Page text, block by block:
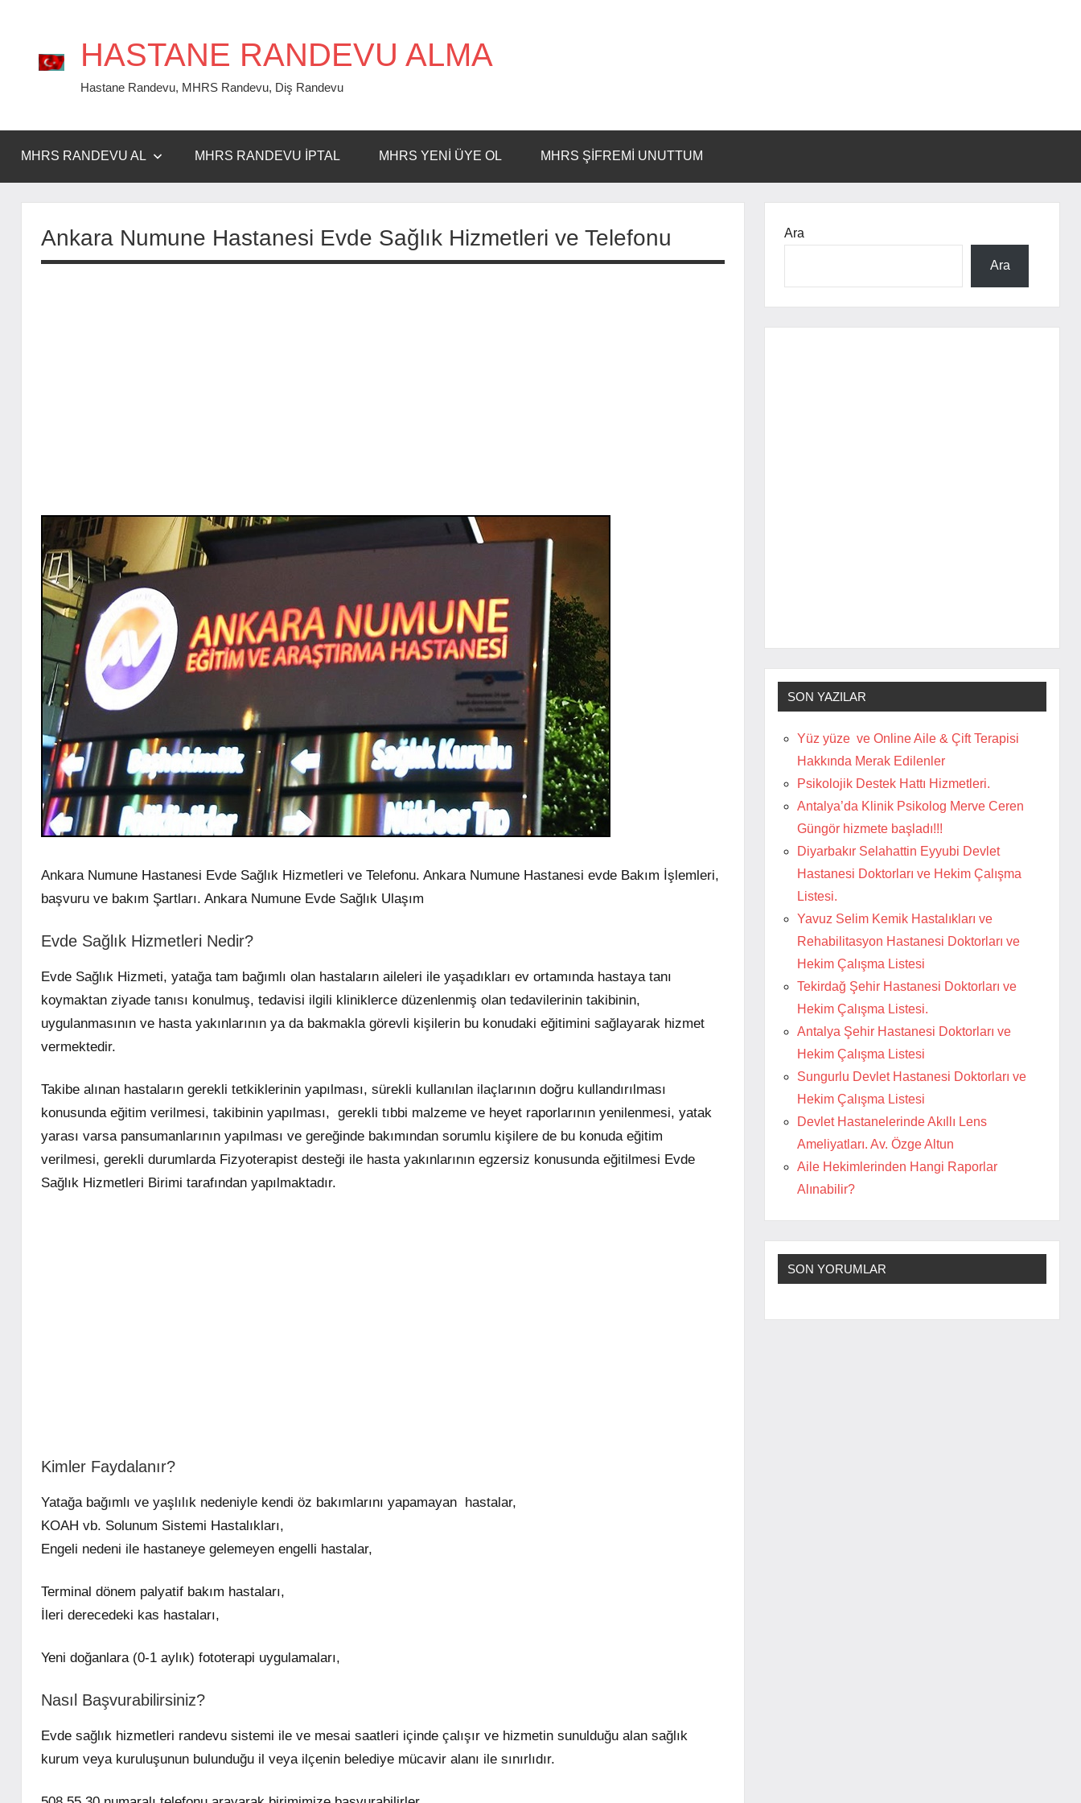
HASTANE RANDEVU ALMA
Hastane Randevu, MHRS Randevu, Diş Randevu
MHRS RANDEVU AL MHRS RANDEVU İPTAL MHRS YENI ÜYE OL MHRS ŞIFREMI UNUTTUM
Ankara Numune Hastanesi Evde Sağlık Hizmetleri ve Telefonu
Ankara Numune Hastanesi Evde Sağlık Hizmetleri ve Telefonu. Ankara Numune Hastanesi evde Bakım İşlemleri,
başvuru ve bakım Şartları. Ankara Numune Evde Sağlık Ulaşım
Evde Sağlık Hizmetleri Nedir?
Evde Sağlık Hizmeti, yatağa tam bağımlı olan hastaların aileleri ile yaşadıkları ev ortamında hastaya tanı
koymaktan ziyade tanısı konulmuş, tedavisi ilgili kliniklerce düzenlenmiş olan tedavilerinin takibinin,
uygulanmasının ve hasta yakınlarının ya da bakmakla görevli kişilerin bu konudaki eğitimini sağlayarak hizmet
vermektedir.
Takibe alınan hastaların gerekli tetkiklerinin yapılması, sürekli kullanılan ilaçlarının doğru kullandırılması
konusunda eğitim verilmesi, takibinin yapılması, gerekli tıbbi malzeme ve heyet raporlarının yenilenmesi, yatak
yarası varsa pansumanlarının yapılması ve gereğinde bakımından sorumlu kişilere de bu konuda eğitim
verilmesi, gerekli durumlarda Fizyoterapist desteği ile hasta yakınlarının egzersiz konusunda eğitilmesi Evde
Sağlık Hizmetleri Birimi tarafından yapılmaktadır.
Kimler Faydalanır?
Yatağa bağımlı ve yaşlılık nedeniyle kendi öz bakımlarını yapamayan hastalar,
KOAH vb. Solunum Sistemi Hastalıkları,
Engeli nedeni ile hastaneye gelemeyen engelli hastalar,
Terminal dönem palyatif bakım hastaları,
İleri derecedeki kas hastaları,
Yeni doğanlara (0-1 aylık) fototerapi uygulamaları,
Nasıl Başvurabilirsiniz?
Evde sağlık hizmetleri randevu sistemi ile ve mesai saatleri içinde çalışır ve hizmetin sunulduğu alan sağlık
kurum veya kuruluşunun bulunduğu il veya ilçenin belediye mücavir alanı ile sınırlıdır.
Ara
Ara
SON YAZILAR
Yüz yüze ve Online Aile & Çift Terapisi
Hakkında Merak Edilenler
Psikolojik Destek Hattı Hizmetleri.
Antalya’da Klinik Psikolog Merve Ceren
Güngör hizmete başladı!!!
Diyarbakır Selahattin Eyyubi Devlet
Hastanesi Doktorları ve Hekim Çalışma
Listesi.
Yavuz Selim Kemik Hastalıkları ve
Rehabilitasyon Hastanesi Doktorları ve
Hekim Çalışma Listesi
Tekirdağ Şehir Hastanesi Doktorları ve
Hekim Çalışma Listesi.
Antalya Şehir Hastanesi Doktorları ve
Hekim Çalışma Listesi
Sungurlu Devlet Hastanesi Doktorları ve
Hekim Çalışma Listesi
Devlet Hastanelerinde Akıllı Lens
Ameliyatları. Av. Özge Altun
Aile Hekimlerinden Hangi Raporlar
Alınabilir?
SON YORUMLAR